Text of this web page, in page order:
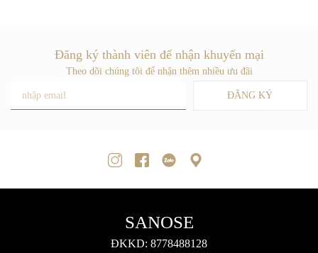
Đăng ký thành viên để nhận khuyến mại
Theo dõi chúng tôi để nhận thêm nhiều ưu đãi
ĐĂNG KÝ
SANOSE
ĐKKD: 8778488128